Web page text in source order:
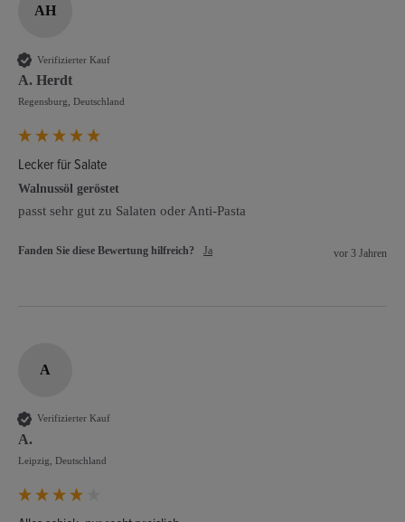
AH
Verifizierter Kauf
A. Herdt
Regensburg, Deutschland
Lecker für Salate
Walnussöl geröstet
passt sehr gut zu Salaten oder Anti-Pasta
Fanden Sie diese Bewertung hilfreich? Ja vor 3 Jahren
A
Verifizierter Kauf
A.
Leipzig, Deutschland